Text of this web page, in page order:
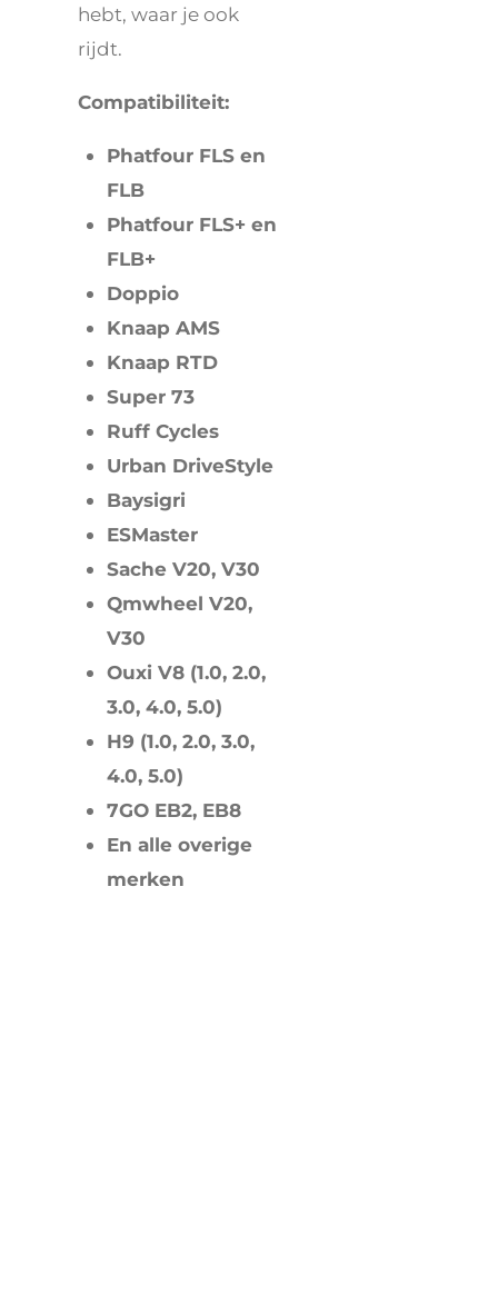
hebt, waar je ook
rijdt.
Compatibiliteit:
Phatfour FLS en
FLB
Phatfour FLS+ en
FLB+
Doppio
Knaap AMS
Knaap RTD
Super 73
Ruff Cycles
Urban DriveStyle
Baysigri
ESMaster
Sache V20, V30
Qmwheel V20,
V30
Ouxi V8 (1.0, 2.0,
3.0, 4.0, 5.0)
H9 (1.0, 2.0, 3.0,
4.0, 5.0)
7GO EB2, EB8
En alle overige
merken